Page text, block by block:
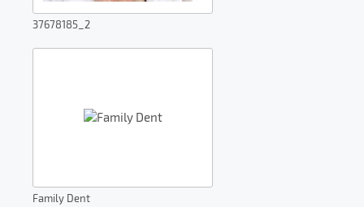
37678185_2
Family Dent